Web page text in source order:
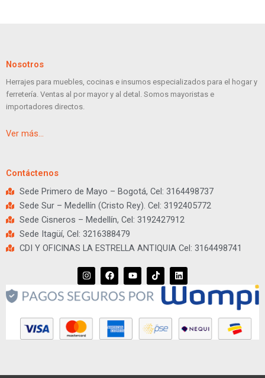
Nosotros
Herrajes para muebles, cocinas e insumos especializados para el hogar y
ferretería. Ventas al por mayor y al detal. Somos mayoristas e
importadores directos.
Ver más…
Contáctenos
Sede Primero de Mayo – Bogotá, Cel: 3164498737
Sede Sur – Medellín (Cristo Rey). Cel: 3192405772
Sede Cisneros – Medellín, Cel: 3192427912
Sede Itagüí, Cel: 3216388479
CDI Y OFICINAS LA ESTRELLA ANTIQUIA Cel: 3164498741
I
n
s
t
g
r
a
m
F
a
c
e
o
o
k
Y
o
u
t
b
T
i
k
k
L
i
n
k
e
d
n